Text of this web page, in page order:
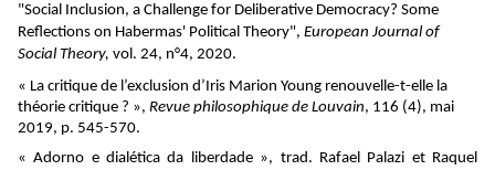
"Social Inclusion, a Challenge for Deliberative Democracy? Some
Reflections on Habermas' Political Theory", European Journal of
Social Theory, vol. 24, n°4, 2020.
« La critique de l’exclusion d’Iris Marion Young renouvelle-t-elle la
théorie critique ? », Revue philosophique de Louvain, 116 (4), mai
2019, p. 545-570.
« Adorno e dialética da liberdade », trad. Rafael Palazi et Raquel